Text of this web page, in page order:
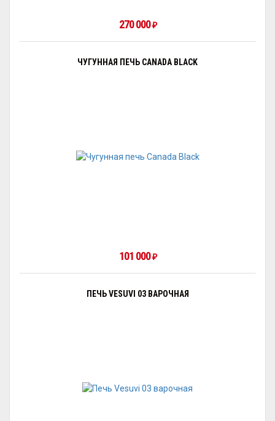
270 000₽
ЧУГУННАЯ ПЕЧЬ CANADA BLACK
101 000₽
ПЕЧЬ VESUVI 03 ВАРОЧНАЯ